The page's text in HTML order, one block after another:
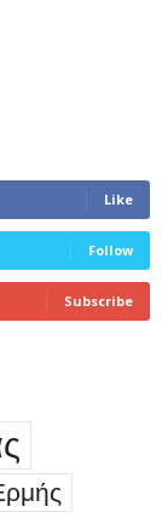
Like
Follow
Subscribe